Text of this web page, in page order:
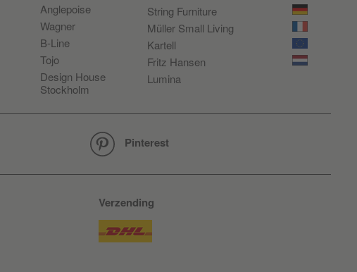
Anglepoise
Wagner
B-Line
Tojo
Design House
Stockholm
String Furniture
Müller Small Living
Kartell
Fritz Hansen
Lumina
Pinterest
Verzending